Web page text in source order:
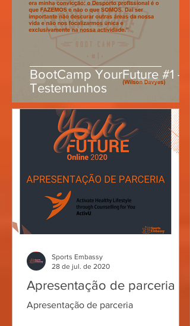
BootCamp YourFuture #1 -
Testemunhos
Apresentação de parceria
Apresentação de parceria
Sports Embassy
28 de jul. de 2020